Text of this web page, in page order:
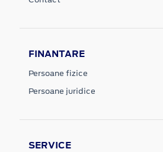
FINANTARE
Persoane fizice
Persoane juridice
SERVICE